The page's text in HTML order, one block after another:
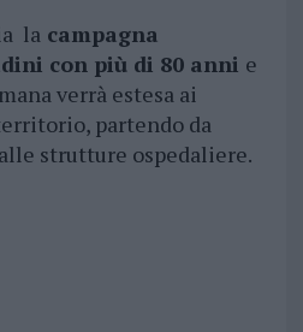
lacampagna
con più di 80 anni e
verrà estesa ai
partendo da
strutture ospedaliere.